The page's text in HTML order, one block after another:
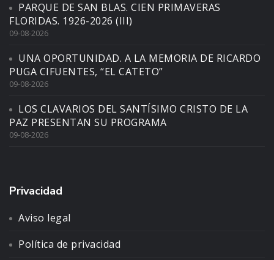
PARQUE DE SAN BLAS. CIEN PRIMAVERAS
FLORIDAS. 1926-2026 (III)
09-08-2026
UNA OPORTUNIDAD. A LA MEMORIA DE RICARDO
PUGA CIFUENTES, “EL CATETO”
09-08-2026
LOS CLAVARIOS DEL SANTÍSIMO CRISTO DE LA
PAZ PRESENTAN SU PROGRAMA
09-08-2026
Privacidad
Aviso legal
Política de privacidad